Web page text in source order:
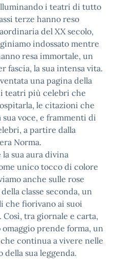
i teatri di tutto
terze hanno reso
del XX secolo,
indossato mentre
resa immortale, un
fascia, la sua intensa vita.
una pagina della
teatri più celebri che
le citazioni che
voce, e frammenti di
a partire dalla
Norma.
sua aura divina
unico tocco di colore
anche sulle rose
classe seconda, un
che fiorivano ai suoi
tra giornale e carta,
prende forma, un
continua a vivere nelle
della sua leggenda.